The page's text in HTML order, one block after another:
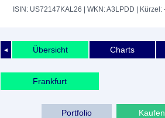
ISIN: US72147KAL26 | WKN: A3LPDD | Kürzel:
◄ Übersicht Charts
Frankfurt
Kaufen
Portfolio